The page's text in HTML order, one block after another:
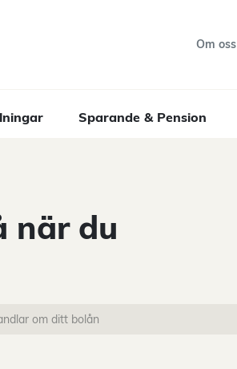
Om oss
Sparande & Pension
när du
om ditt bolån